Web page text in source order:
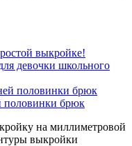
выкройке!
девочки школьного
половинки брюк
половинки брюк
на миллиметровой
выкройки